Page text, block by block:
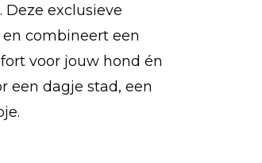
. Deze exclusieve
combineert een
voor jouw hond én
een dagje stad, een